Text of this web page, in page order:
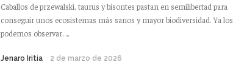
Caballos de przewalski, taurus y bisontes pastan en semilibertad para
conseguir unos ecosistemas más sanos y mayor biodiversidad. Ya los
podemos observar. ...
Jenaro Iritia 2 de marzo de 2026